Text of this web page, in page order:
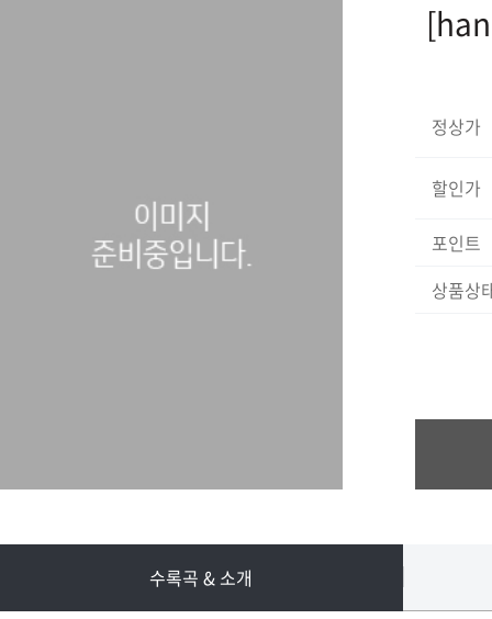
정상가
할인가
포인트
상품상
수록곡 & 소개